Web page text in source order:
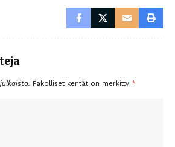
Pakolliset kentät on merkitty *